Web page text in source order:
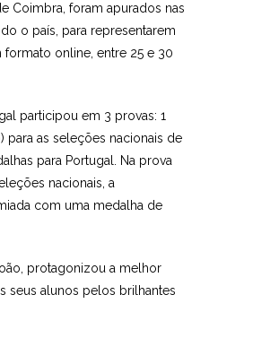
Coimbra, foram apurados nas
o país, para representarem
formato online, entre 25 e 30
participou em 3 provas: 1
para as seleções nacionais de
para Portugal. Na prova
nacionais, a
com uma medalha de
protagonizou a melhor
seus alunos pelos brilhantes